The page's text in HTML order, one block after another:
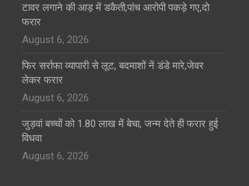
टावर लगाने की आड़ में डकैती,पांच आरोपी पकड़े गए,दो
फरार
August 6, 2026
फिर सर्राफा व्यापारी से लूट, बदमाशों नें डंडे मारे,जेवर
लेकर फरार
August 6, 2026
जुड़वां बच्चों को 1.80 लाख में बेचा, जन्म देते ही फरार हुई
विधवा
August 6, 2026